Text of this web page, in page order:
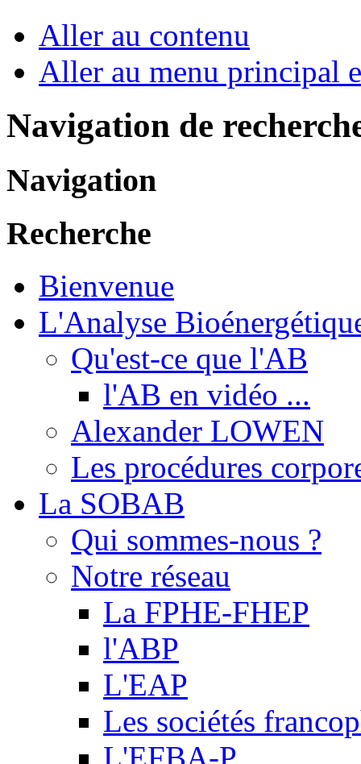
Aller au contenu
Aller au menu principal
Navigation de
Navigation
Recherche
Bienvenue
L'Analyse
Qu'est-ce que l'AB
l'AB en vidéo ...
Alexander LOWEN
Les procédures
La SOBAB
Qui sommes-nous ?
Notre réseau
La FPHE-FHEP
l'ABP
L'EAP
Les sociétés
L'EFBA-P